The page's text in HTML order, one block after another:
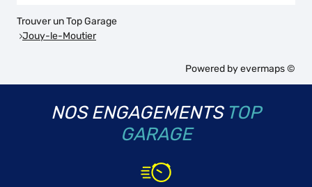
Trouver un Top Garage
Jouy-le-Moutier
Powered byevermaps ©
NOS ENGAGEMENTS TOP
GARAGE